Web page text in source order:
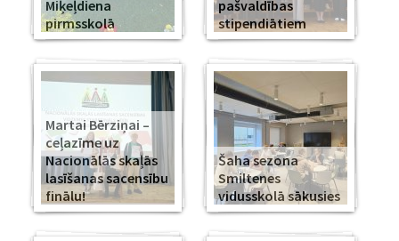
Miķeļdiena
pirmsskolā
pašvaldības
stipendiātiem
Martai Bērziņai –
ceļazīme uz
Nacionālās skaļās
lasīšanas sacensību
finālu!
Šaha sezona
Smiltenes
vidusskolā sākusies